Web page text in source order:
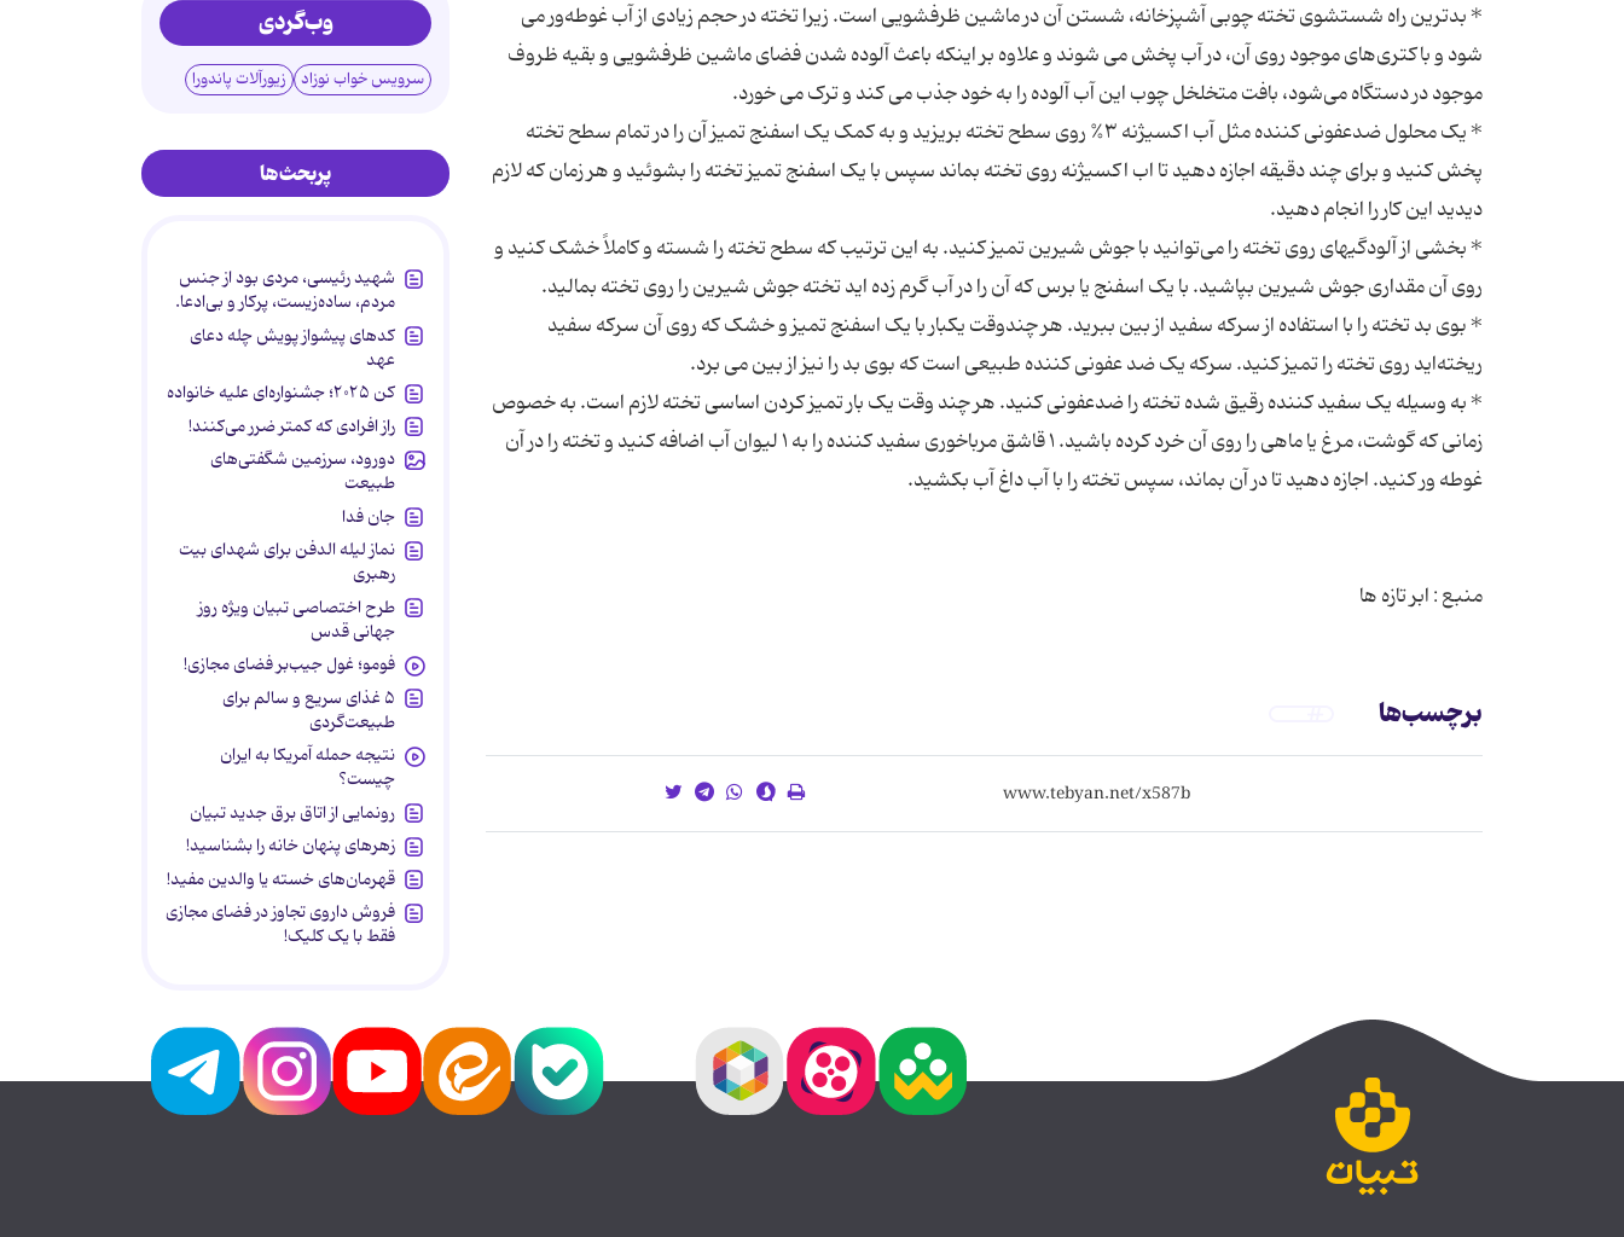
* بدترین راه شستشوی تخته چوبی آشپزخانه، شستن آن در ماشین ظرفشویی است. زیرا تخته در حجم زیادی از آب غوطه‌ور می
شود و باکتری‌های موجود روی آن، در آب پخش می‮ شوند و علاوه بر اینکه باعث آلوده شدن فضای ماشین ظرفشویی و بقیه ظروف
* یک محلول ضدعفونی کننده مثل آب اکسیژنه ۳% روی سطح تخته بریزید و به کمک یک اسفنج تمیز آن را در تمام سطح تخته
پخش کنید و برای چند دقیقه اجازه دهید تا اب اکسیژنه روی تخته بماند سپس با یک اسفنج تمیز تخته را بشوئید و هر زمان که لازم
* بخشی از آلودگی‮های روی تخته را می‌توانید با جوش شیرین تمیز کنید. به این ترتیب که سطح تخته را شسته و کاملاً خشک کنید و
* بوی بد تخته را با استفاده از سرکه سفید از بین ببرید. هر چندوقت یکبار با یک اسفنج تمیز و خشک که روی آن سرکه سفید
* به وسیله یک سفید‮ کننده رقیق شده تخته را ضدعفونی کنید. هر چند وقت یک بار تمیز کردن اساسی تخته لازم است. به خصوص
زمانی که گوشت، مرغ یا ماهی را روی آن خرد کرده باشید. ۱ قاشق مرباخوری سفید کننده را به ۱ لیوان آب اضافه کنید و تخته را در آن
منبع : ابر تازه ها
برچسب‌ها
وب‌گردی
سرویس خواب نوزاد زیورآلات پاندورا
پربحث‌ها
شهید رئیسی، مردی بود از جنس
مردم، ساده‌زیست، پرکار و بی‌ادعا.
کدهای پیشواز پویش چله دعای
عهد
کن ۲۰۲۵؛ جشنواره‌ای علیه خانواده
راز افرادی که کمتر ضرر می‌کنند!
دورود، سرزمین شگفتی‌های
طبیعت
جان فدا
نماز لیله الدفن برای شهدای بیت
رهبری
طرح اختصاصی تبیان ویژه روز
جهانی قدس
فومو؛ غول جیب‌بر فضای مجازی!
۵ غذای سریع و سالم برای
طبیعت‌گردی
نتیجه حمله آمریکا به ایران
چیست؟
رونمایی از اتاق برق جدید تبیان
زهرهای پنهان خانه را بشناسید!
قهرمان‌های خسته یا والدین مفید!
فروش داروی تجاوز در فضای مجازی
فقط با یک کلیک!